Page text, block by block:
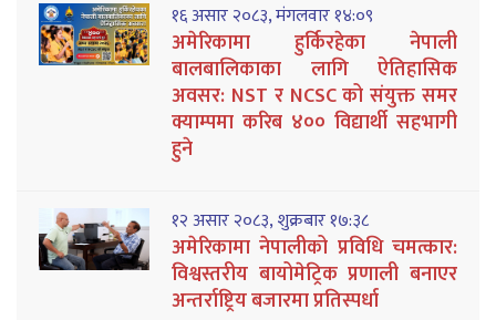
१६ असार २०८३, मंगलवार १४:०९
अमेरिकामा हुर्किरहेका नेपाली
बालबालिकाका लागि ऐतिहासिक
अवसर: NST र NCSC को संयुक्त समर
क्याम्पमा करिब ४०० विद्यार्थी सहभागी
हुने
१२ असार २०८३, शुक्रबार १७:३८
अमेरिकामा नेपालीको प्रविधि चमत्कार:
विश्वस्तरीय बायोमेट्रिक प्रणाली बनाएर
अन्तर्राष्ट्रिय बजारमा प्रतिस्पर्धा